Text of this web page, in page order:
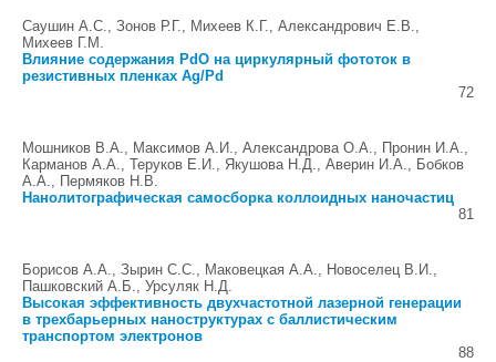
Саушин А.С., Зонов Р.Г., Михеев К.Г., Александрович Е.В.,
Михеев Г.М.
Влияние содержания PdO на циркулярный фототок в
резистивных пленках Ag/Pd
72
Мошников В.А., Максимов А.И., Александрова О.А., Пронин И.А.,
Карманов А.А., Теруков Е.И., Якушова Н.Д., Аверин И.А., Бобков
А.А., Пермяков Н.В.
Нанолитографическая самосборка коллоидных наночастиц
81
Борисов А.А., Зырин С.С., Маковецкая A.A., Новоселец В.И.,
Пашковский А.Б., Урсуляк Н.Д.
Высокая эффективность двухчастотной лазерной генерации
в трехбарьерных наноструктурах с баллистическим
транспортом электронов
88